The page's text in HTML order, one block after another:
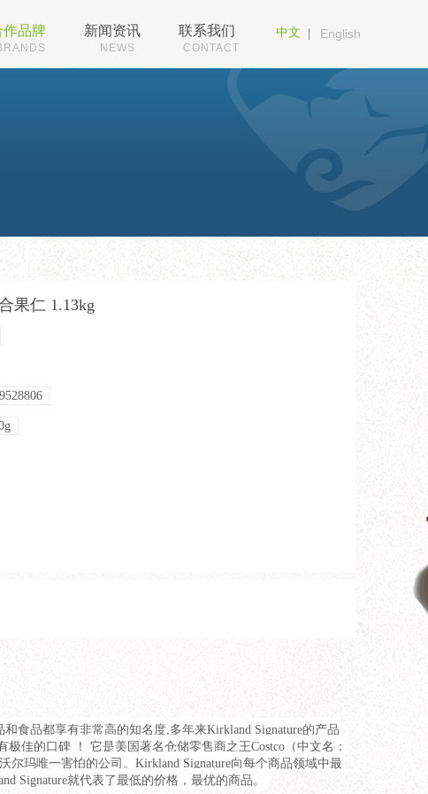
作品牌 新闻资讯 联系我们
NEWS CONTACT
English
中文
果仁 1.13kg
和食品都享有非常高的知名度,多年来Kirkland Signature的产品
佳的口碑 ！ 它是美国著名仓储零售商之王Costco（中文名：
尔玛唯一害怕的公司。Kirkland Signature向每个商品领域中最
Signature就代表了最低的价格，最优的商品。